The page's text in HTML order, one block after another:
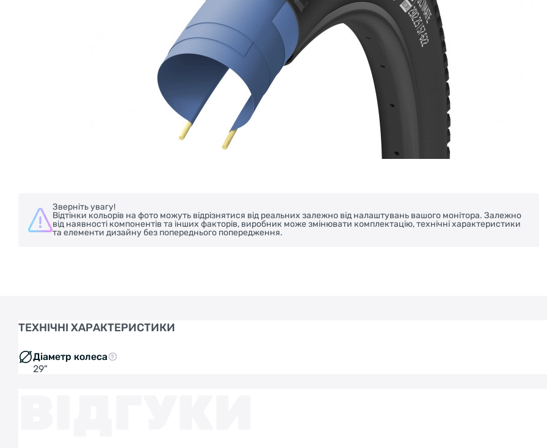
Зверніть увагу!
Відтінки кольорів на фото можуть відрізнятися від реальних залежно від налаштувань вашого монітора. Залежно
від наявності компонентів та інших факторів, виробник може змінювати комплектацію, технічні характеристики
та елементи дизайну без попереднього попередження.
ТЕХНІЧНІ ХАРАКТЕРИСТИКИ
Діаметр колеса
29"